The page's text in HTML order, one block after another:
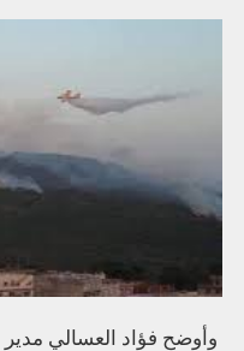
وأوضح فؤاد العسالي مدير